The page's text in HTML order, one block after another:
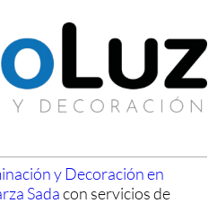
y Decoración en
Sadacon servicios de